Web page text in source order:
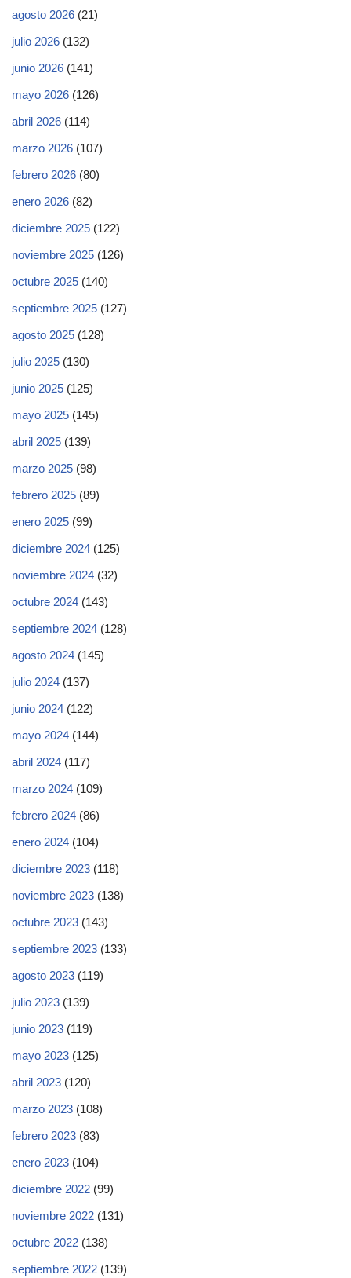
agosto 2026 (21)
julio 2026 (132)
junio 2026 (141)
mayo 2026 (126)
abril 2026 (114)
marzo 2026 (107)
febrero 2026 (80)
enero 2026 (82)
diciembre 2025 (122)
noviembre 2025 (126)
octubre 2025 (140)
septiembre 2025 (127)
agosto 2025 (128)
julio 2025 (130)
junio 2025 (125)
mayo 2025 (145)
abril 2025 (139)
marzo 2025 (98)
febrero 2025 (89)
enero 2025 (99)
diciembre 2024 (125)
noviembre 2024 (32)
octubre 2024 (143)
septiembre 2024 (128)
agosto 2024 (145)
julio 2024 (137)
junio 2024 (122)
mayo 2024 (144)
abril 2024 (117)
marzo 2024 (109)
febrero 2024 (86)
enero 2024 (104)
diciembre 2023 (118)
noviembre 2023 (138)
octubre 2023 (143)
septiembre 2023 (133)
agosto 2023 (119)
julio 2023 (139)
junio 2023 (119)
mayo 2023 (125)
abril 2023 (120)
marzo 2023 (108)
febrero 2023 (83)
enero 2023 (104)
diciembre 2022 (99)
noviembre 2022 (131)
octubre 2022 (138)
septiembre 2022 (139)